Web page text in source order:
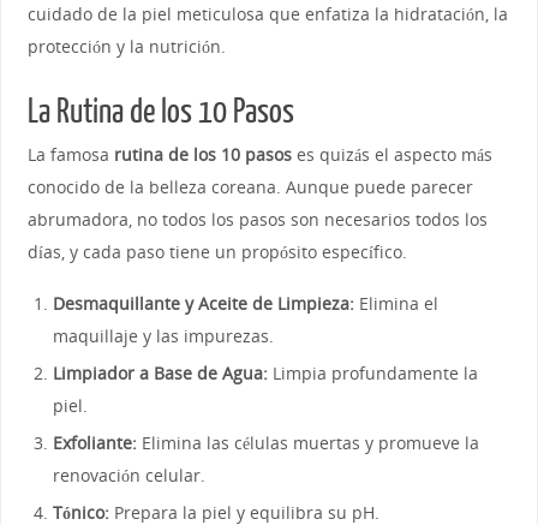
cuidado de la piel meticulosa que enfatiza la hidratación, la
protección y la nutrición.
La Rutina de los 10 Pasos
La famosa rutina de los 10 pasoses quizás el aspecto más
conocido de la belleza coreana. Aunque puede parecer
abrumadora, no todos los pasos son necesarios todos los
días, y cada paso tiene un propósito específico.
Desmaquillante y Aceite de Limpieza: Elimina el
maquillaje y las impurezas.
Limpiador a Base de Agua: Limpia profundamente la
piel.
Exfoliante: Elimina las células muertas y promueve la
renovación celular.
Tónico: Prepara la piel y equilibra su pH.